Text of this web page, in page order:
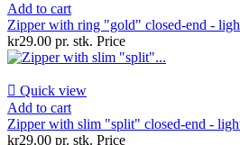
Add to cart
Zipper with ring "gold" closed-end -
kr29.00 pr. stk. Price
 Quick view
Add to cart
Zipper with slim "split" closed-end -
kr29.00 pr. stk. Price